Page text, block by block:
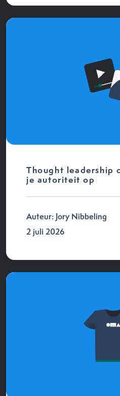
Thought leadership
je autoriteit op
Auteur: Jory Nibbeling
2 juli 2026